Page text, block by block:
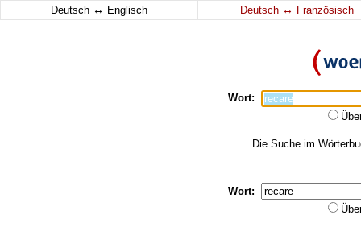
Deutsch ↔ Englisch Deutsch ↔ Französisch
Wort:
Die Suche im
Wort: